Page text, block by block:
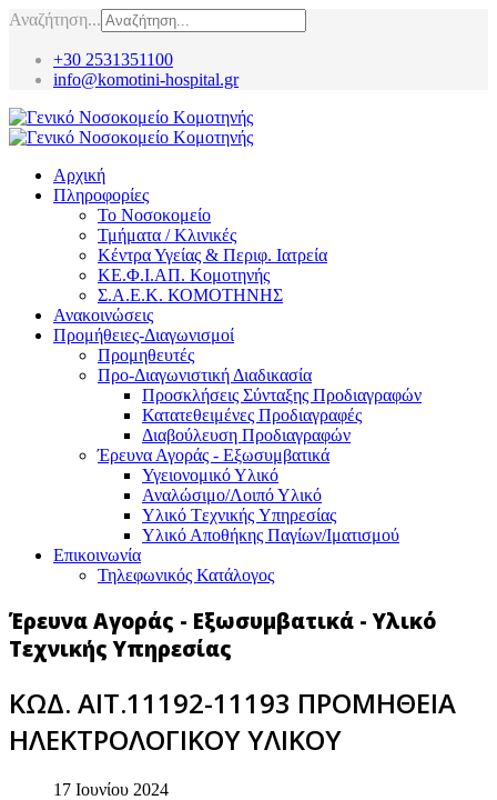
Αναζήτηση...
+30 2531351100
info@komotini-hospital.gr
Αρχική
Πληροφορίες
Το Νοσοκομείο
Τμήματα / Κλινικές
Κέντρα Υγείας & Περιφ. Ιατρεία
ΚΕ.Φ.Ι.ΑΠ. Κομοτηνής
Σ.Α.Ε.Κ. ΚΟΜΟΤΗΝΗΣ
Ανακοινώσεις
Προμήθειες-Διαγωνισμοί
Προμηθευτές
Προ-Διαγωνιστική Διαδικασία
Προσκλήσεις Σύνταξης Προδιαγραφών
Κατατεθειμένες Προδιαγραφές
Διαβούλευση Προδιαγραφών
Έρευνα Αγοράς - Εξωσυμβατικά
Υγειονομικό Υλικό
Αναλώσιμο/Λοιπό Υλικό
Υλικό Tεχνικής Yπηρεσίας
Υλικό Αποθήκης Παγίων/Ιματισμού
Επικοινωνία
Τηλεφωνικός Κατάλογος
Έρευνα Αγοράς - Εξωσυμβατικά - Υλικό
Τεχνικής Υπηρεσίας
ΚΩΔ. ΑΙΤ.11192-11193 ΠΡΟΜΗΘΕΙΑ
ΗΛΕΚΤΡΟΛΟΓΙΚΟΥ ΥΛΙΚΟΥ
17 Ιουνίου 2024